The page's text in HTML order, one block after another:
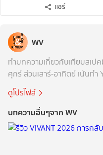
แชร์
WV
ทำบทความเกี่ยวกับเทียบสเป
ศุกร์ ส่วนเสาร์-อาทิตย์ เน้นทำ
ดูโปรไฟล์
บทความอื่นๆจาก WV